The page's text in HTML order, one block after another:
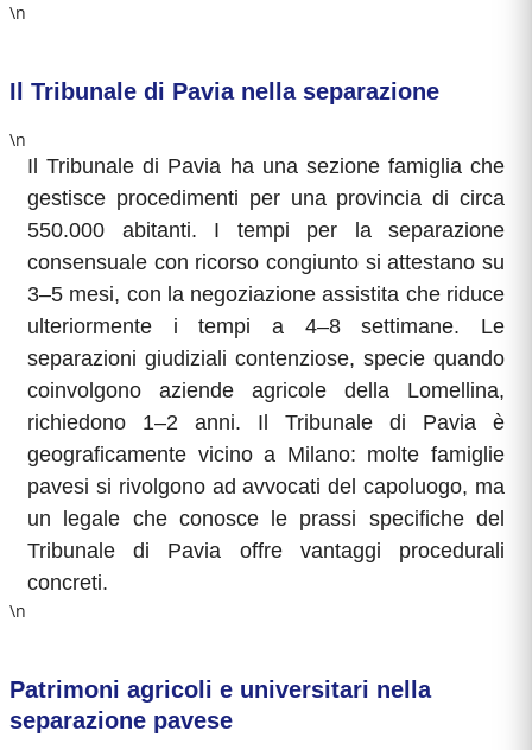
\n
Il Tribunale di Pavia nella separazione
\n
Il Tribunale di Pavia ha una sezione famiglia che
gestisce procedimenti per una provincia di circa
550.000 abitanti. I tempi per la separazione
consensuale con ricorso congiunto si attestano su
3–5 mesi, con la negoziazione assistita che riduce
ulteriormente i tempi a 4–8 settimane. Le
separazioni giudiziali contenziose, specie quando
coinvolgono aziende agricole della Lomellina,
richiedono 1–2 anni. Il Tribunale di Pavia è
geograficamente vicino a Milano: molte famiglie
pavesi si rivolgono ad avvocati del capoluogo, ma
un legale che conosce le prassi specifiche del
Tribunale di Pavia offre vantaggi procedurali
concreti.
\n
Patrimoni agricoli e universitari nella
separazione pavese